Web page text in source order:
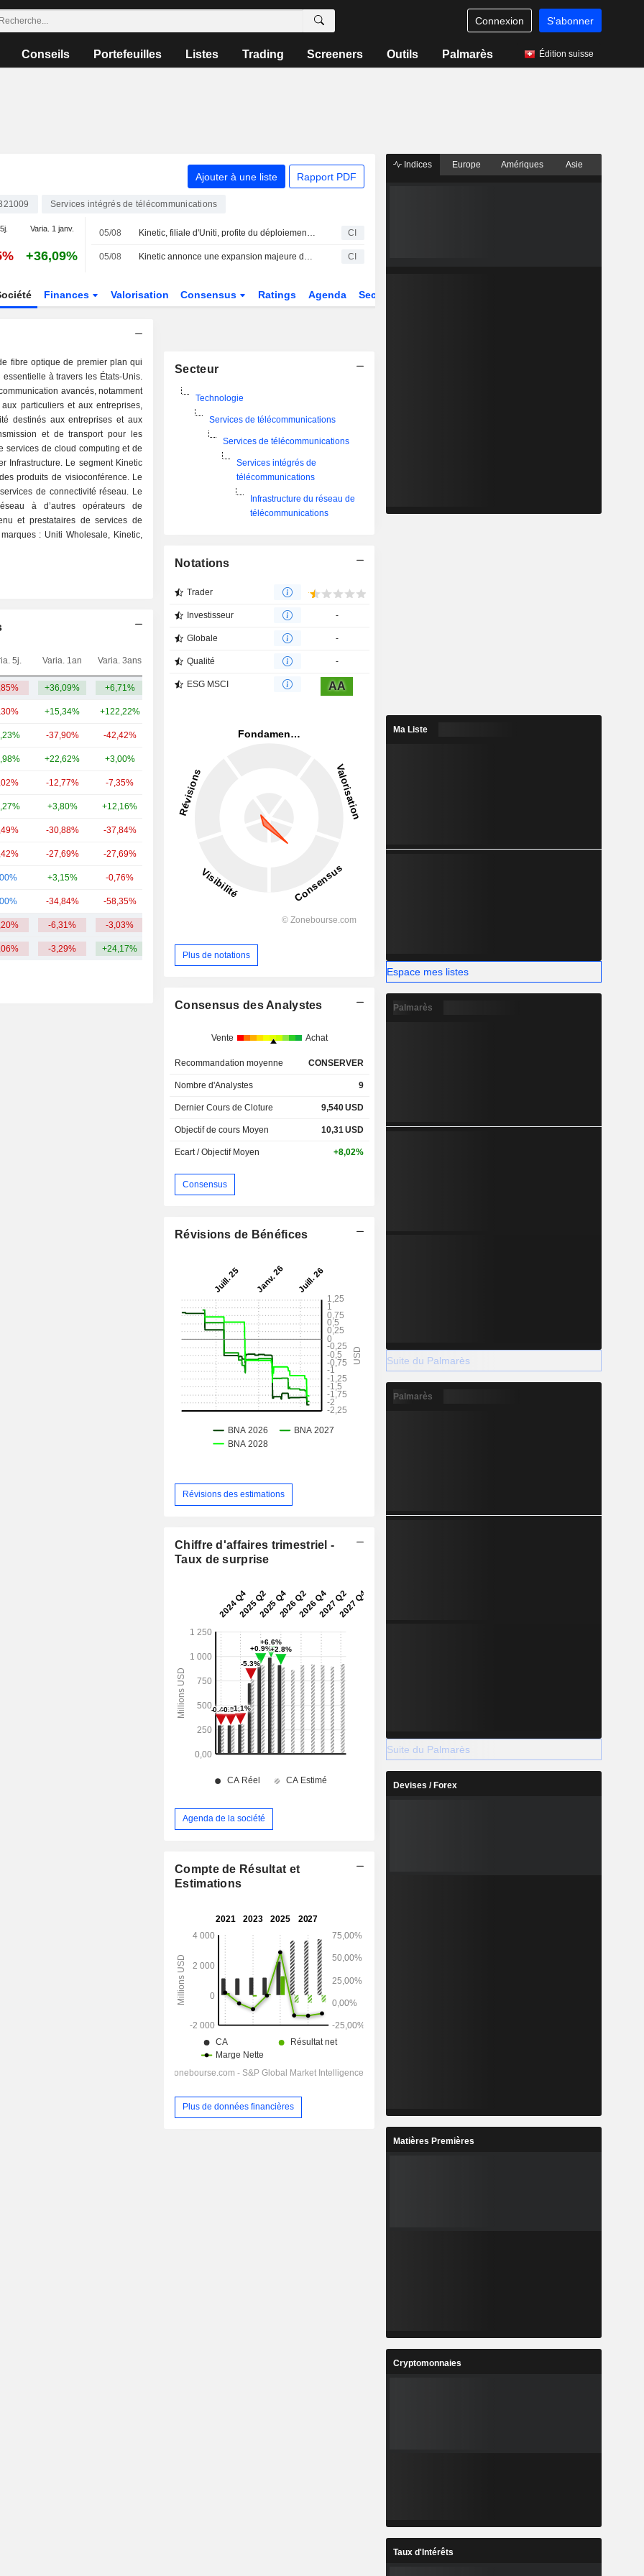
Connexion S'abonner
Conseils Portefeuilles Listes Trading Screeners Outils Palmarès Édition suisse
Ajouter à une liste Rapport PDF
Services intégrés de télécommunications
Varia. 1 janv.
+36,09%
05/08 Kinetic, filiale d'Uniti, profite du déploiement de la fibre pour 14 000 nouveaux foyers CI
05/08 Kinetic annonce une expansion majeure de son réseau haut débit dans l'Oklahoma CI
Finances Valorisation Consensus Ratings Agenda Secteur
fibre optique de premier plan qui
à travers les États-Unis.
avancés, notamment
particuliers et aux entreprises,
destinés aux entreprises et aux
et de transport pour les
services de cloud computing et de
Infrastructure. Le segment Kinetic
produits de visioconférence. Le
de connectivité réseau. Le
à d’autres opérateurs de
et prestataires de services de
: Uniti Wholesale, Kinetic,
5j. Varia. 1an Varia. 3ans Capi.($)
+36,09% +6,71% 2,32 Md
+15,34% +122,22%
-37,90% -42,42%
+22,62% +3,00%
-12,77% -7,35% 2,75 Md
+3,80% +12,16% 2,44 Md
-30,88% -37,84%
-27,69% -27,69%
+3,15% -0,76% 1,59 Md
-34,84% -58,35%
-6,31% -3,03%
-3,29% +24,17%
Secteur
Technologie
Services de télécommunications
Services de télécommunications
Services intégrés de
télécommunications
Infrastructure du réseau de
télécommunications
Notations
Trader
Investisseur -
Globale -
Qualité -
ESG MSCI AA
Plus de notations
Consensus des Analystes
Vente Achat
Recommandation moyenne CONSERVER
Nombre d'Analystes 9
Dernier Cours de Cloture 9,540USD
Objectif de cours Moyen 10,31USD
Ecart / Objectif Moyen +8,02%
Consensus
Révisions de Bénéfices
Révisions des estimations
Chiffre d'affaires trimestriel -
Taux de surprise
Agenda de la société
Compte de Résultat et
Estimations
Plus de données financières
Indices Europe Amériques Asie
Ma Liste
Espace mes listes
Palmarès
Suite du Palmarès
Palmarès
Suite du Palmarès
Devises / Forex
Matières Premières
Cryptomonnaies
Taux d'Intérêts